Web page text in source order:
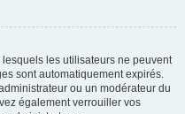
les utilisateurs ne peuvent
sont automatiquement expirés.
ou un modérateur du
également verrouiller vos